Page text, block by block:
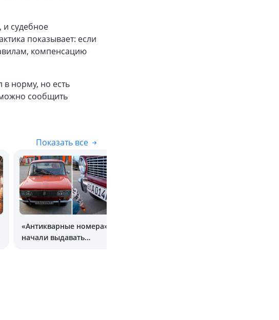
и судебное
показывает: если
компенсацию
норму, но есть
можно сообщить
Показать все
«Антикварные номера»
начали выдавать